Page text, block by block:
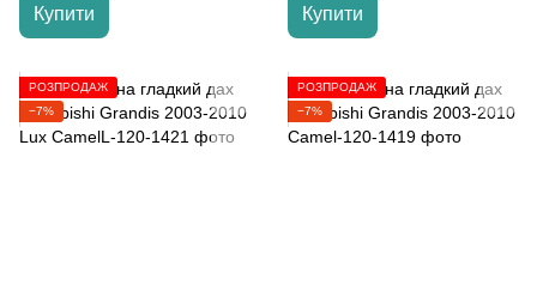
Купити Купити
РОЗПРОДАЖ
−7%
РОЗПРОДАЖ
−7%